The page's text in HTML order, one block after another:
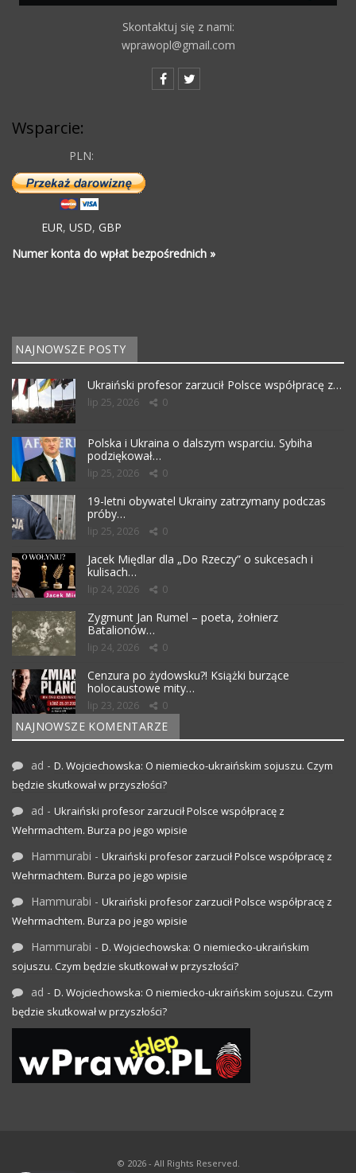
Skontaktuj się z nami:
wprawopl@gmail.com
Wsparcie:
PLN:
EUR, USD, GBP
Numer konta do wpłat bezpośrednich »
NAJNOWSZE POSTY
Ukraiński profesor zarzucił Polsce współpracę z…
lip 25, 2026 0
Polska i Ukraina o dalszym wsparciu. Sybiha
podziękował…
lip 25, 2026 0
19-letni obywatel Ukrainy zatrzymany podczas
próby…
lip 25, 2026 0
Jacek Międlar dla „Do Rzeczy” o sukcesach i
kulisach…
lip 24, 2026 0
Zygmunt Jan Rumel – poeta, żołnierz
Batalionów…
lip 24, 2026 0
Cenzura po żydowsku?! Książki burzące
holocaustowe mity…
lip 23, 2026 0
NAJNOWSZE KOMENTARZE
ad - D. Wojciechowska: O niemiecko-ukraińskim sojuszu. Czym
będzie skutkował w przyszłości?
ad - Ukraiński profesor zarzucił Polsce współpracę z
Wehrmachtem. Burza po jego wpisie
Hammurabi - Ukraiński profesor zarzucił Polsce współpracę z
Wehrmachtem. Burza po jego wpisie
Hammurabi - Ukraiński profesor zarzucił Polsce współpracę z
Wehrmachtem. Burza po jego wpisie
Hammurabi - D. Wojciechowska: O niemiecko-ukraińskim
sojuszu. Czym będzie skutkował w przyszłości?
ad - D. Wojciechowska: O niemiecko-ukraińskim sojuszu. Czym
będzie skutkował w przyszłości?
© 2026 - All Rights Reserved.